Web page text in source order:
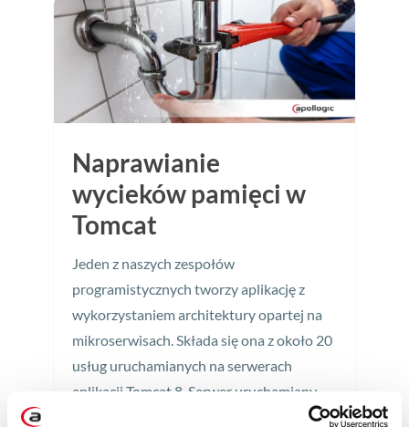
Naprawianie
wycieków pamięci w
Tomcat
Jeden z naszych zespołów
programistycznych tworzy aplikację z
wykorzystaniem architektury opartej na
mikroserwisach. Składa się ona z około 20
usług uruchamianych na serwerach
aplikacji Tomcat 8. Serwer uruchamiany
jest na maszynie z systemem CentOS 7.